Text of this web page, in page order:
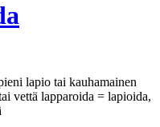
lapio tai kauhamainen
vettä lapparoida = lapioida,